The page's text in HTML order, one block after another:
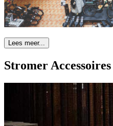
Lees meer...
Stromer Accessoires